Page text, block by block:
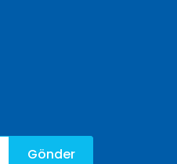
Gönder